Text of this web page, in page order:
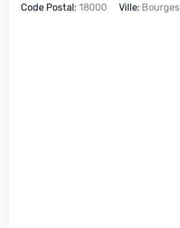
Code Postal: 18000 Ville: Bourges